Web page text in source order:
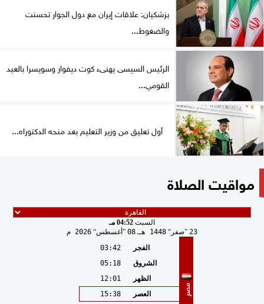
بزشكيان: علاقات إيران مع دول الجوار تحسنت
والضغوط...
الرئيس السيسى يهنىء كوت ديفوار وسويسرا بالعيد
القومي...
أول تعليق من وزير التعليم بعد منحه الدكتوراه...
مواقيت الصلاة
السبت 04:52 مـ
23 صفر 1448 هـ 08 أغسطس 2026 م
مصر
الفجر
03:42
الشروق
05:18
الظهر
12:01
العصر
15:38